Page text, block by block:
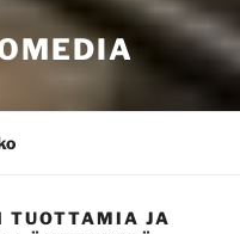
TUOTTAMIA JA